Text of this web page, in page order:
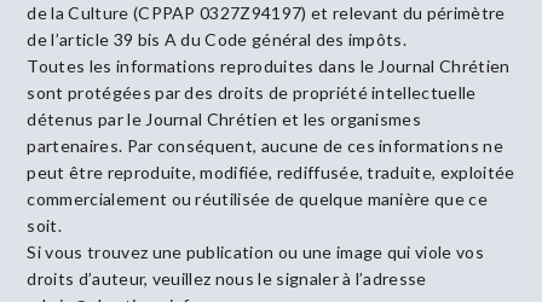
de la Culture (CPPAP 0327Z94197) et relevant du périmètre
de l’article 39 bis A du Code général des impôts.
Toutes les informations reproduites dans le Journal Chrétien
sont protégées par des droits de propriété intellectuelle
détenus par le Journal Chrétien et les organismes
partenaires. Par conséquent, aucune de ces informations ne
peut être reproduite, modifiée, rediffusée, traduite, exploitée
commercialement ou réutilisée de quelque manière que ce
soit.
Si vous trouvez une publication ou une image qui viole vos
droits d’auteur, veuillez nous le signaler à l’adresse